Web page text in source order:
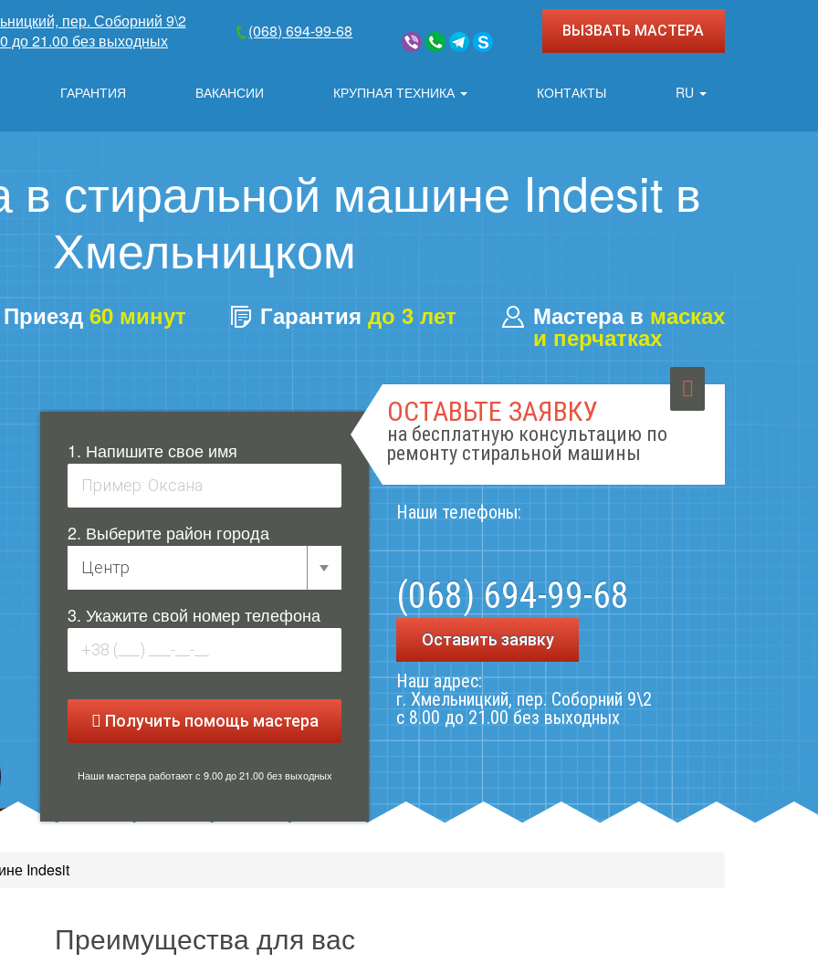
пер. Соборний 9\2
до 21.00 без выходных
(068) 694-99-68 ВЫЗВАТЬ МАСТЕРА
ГАРАНТИЯ ВАКАНСИИ КРУПНАЯ ТЕХНИКА КОНТАКТЫ RU
стиральной машине Indesit в
Хмельницком
Приезд 60 минут Гарантиядо 3 лет Мастера в масках
и перчатках
1. Напишите свое имя
2. Выберите район города
3. Укажите свой номер телефона
Получить помощь мастера
Наши мастера работают с 9.00 до 21.00 без выходных
ОСТАВЬТЕ ЗАЯВКУ
на бесплатную консультацию по
ремонту стиральной машины
Наши телефоны:
(068) 694-99-68
Оставить заявку
Наш адрес:
г. Хмельницкий, пер. Соборний 9\2
с 8.00 до 21.00 без выходных
Indesit
Преимущества для вас